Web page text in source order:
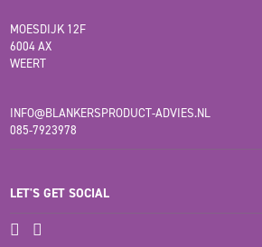
MOESDIJK 12F
6004 AX
WEERT
INFO@BLANKERSPRODUCT-ADVIES.NL
085-7923978
LET'S GET SOCIAL